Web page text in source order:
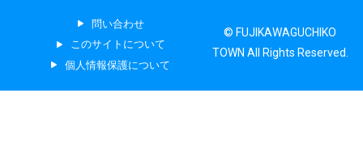
問い合わせ
このサイトについて
個人情報保護について
© FUJIKAWAGUCHIKO
TOWN All Rights Reserved.